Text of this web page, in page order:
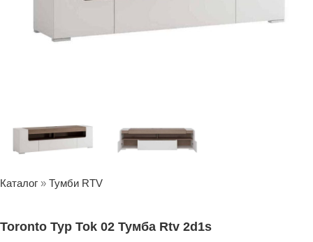
Каталог » Тумби RTV
Toronto Typ Tok 02 Тумба Rtv 2d1s